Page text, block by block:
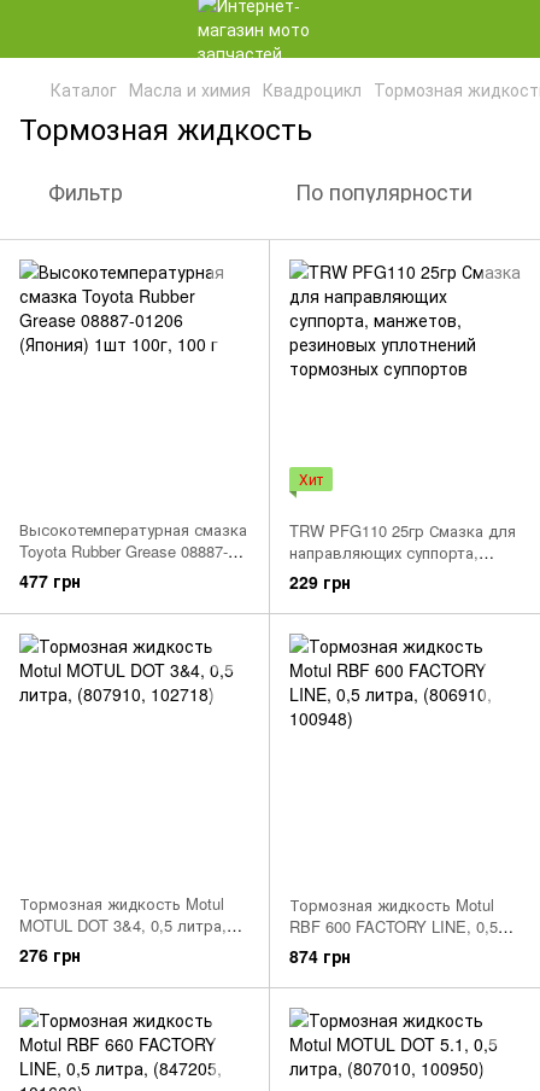
Каталог Масла и химия Квадроцикл Тормозная
Тормозная жидкость
Фильтр По популярности
Высокотемпературная смазка
Toyota Rubber Grease 08887-
01206 (Япония) 1шт 100г
477 грн
Хит
TRW PFG110 25гр Смазка для
направляющих суппорта,
манжетов, резиновых
уплотнений тормозных
суппортов
229 грн
Тормозная жидкость Motul
MOTUL DOT 3&4, 0,5 литра,
(807910, 102718)
276 грн
Тормозная жидкость Motul
RBF 600 FACTORY LINE, 0,5
литра, (806910, 100948)
874 грн